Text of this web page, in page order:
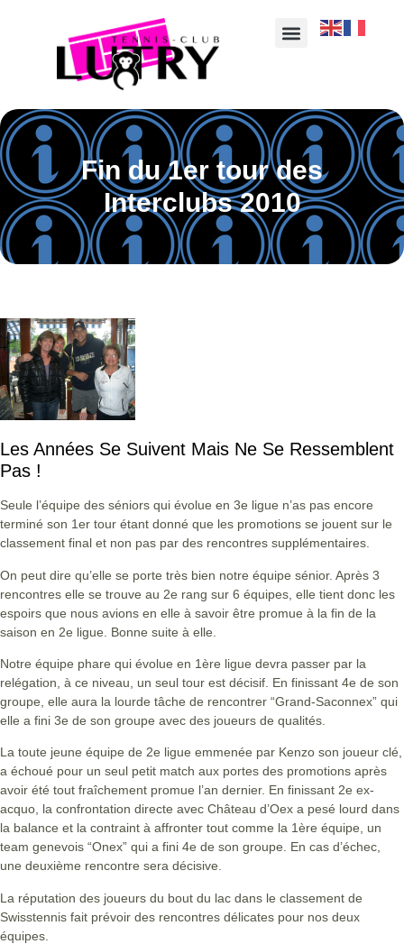
Fin du 1er tour des
Interclubs 2010
Les Années Se Suivent Mais Ne Se Ressemblent
Pas !
Seule l’équipe des séniors qui évolue en 3e ligue n’as pas encore
terminé son 1er tour étant donné que les promotions se jouent sur le
classement final et non pas par des rencontres supplémentaires.
On peut dire qu’elle se porte très bien notre équipe sénior. Après 3
rencontres elle se trouve au 2e rang sur 6 équipes, elle tient donc les
espoirs que nous avions en elle à savoir être promue à la fin de la
saison en 2e ligue. Bonne suite à elle.
Notre équipe phare qui évolue en 1ère ligue devra passer par la
relégation, à ce niveau, un seul tour est décisif. En finissant 4e de son
groupe, elle aura la lourde tâche de rencontrer “Grand-Saconnex” qui
elle a fini 3e de son groupe avec des joueurs de qualités.
La toute jeune équipe de 2e ligue emmenée par Kenzo son joueur clé,
a échoué pour un seul petit match aux portes des promotions après
avoir été tout fraîchement promue l’an dernier. En finissant 2e ex-
acquo, la confrontation directe avec Château d’Oex a pesé lourd dans
la balance et la contraint à affronter tout comme la 1ère équipe, un
team genevois “Onex” qui a fini 4e de son groupe. En cas d’échec,
une deuxième rencontre sera décisive.
La réputation des joueurs du bout du lac dans le classement de
Swisstennis fait prévoir des rencontres délicates pour nos deux
équipes.